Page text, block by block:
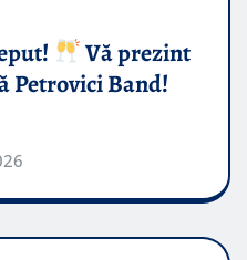
Vă prezint
Petrovici Band!